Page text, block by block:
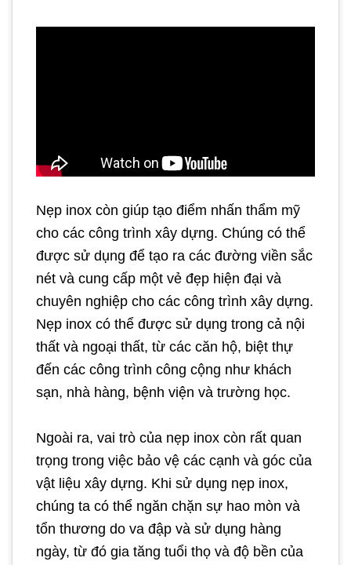
Nẹp inox còn giúp tạo điểm nhấn thẩm mỹ
cho các công trình xây dựng. Chúng có thể
được sử dụng để tạo ra các đường viền sắc
nét và cung cấp một vẻ đẹp hiện đại và
chuyên nghiệp cho các công trình xây dựng.
Nẹp inox có thể được sử dụng trong cả nội
thất và ngoại thất, từ các căn hộ, biệt thự
đến các công trình công cộng như khách
sạn, nhà hàng, bệnh viện và trường học.
Ngoài ra, vai trò của nẹp inox còn rất quan
trọng trong việc bảo vệ các cạnh và góc của
vật liệu xây dựng. Khi sử dụng nẹp inox,
chúng ta có thể ngăn chặn sự hao mòn và
tổn thương do va đập và sử dụng hàng
ngày, từ đó gia tăng tuổi thọ và độ bền của